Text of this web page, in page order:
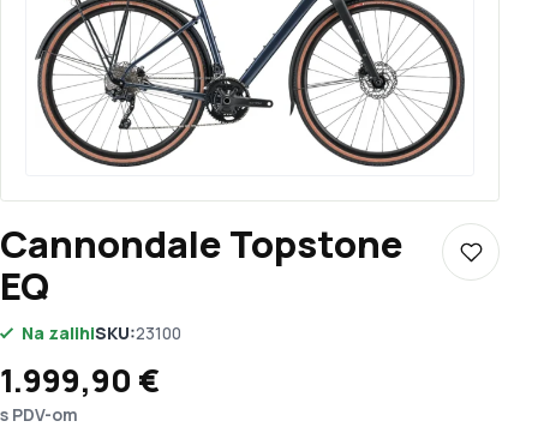
Cannondale Topstone
EQ
Dodaj
Na zalihiSKU:23100
1.999,90 €
s PDV-om